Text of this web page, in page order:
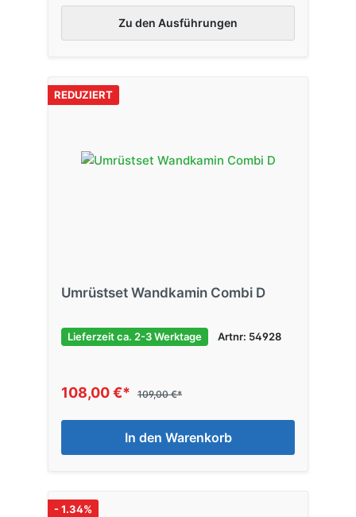
Zu den Ausführungen
REDUZIERT
Umrüstset Wandkamin Combi D
Lieferzeit ca. 2-3 Werktage Artnr: 54928
108,00 €* 109,00 €*
In den Warenkorb
- 1.34%